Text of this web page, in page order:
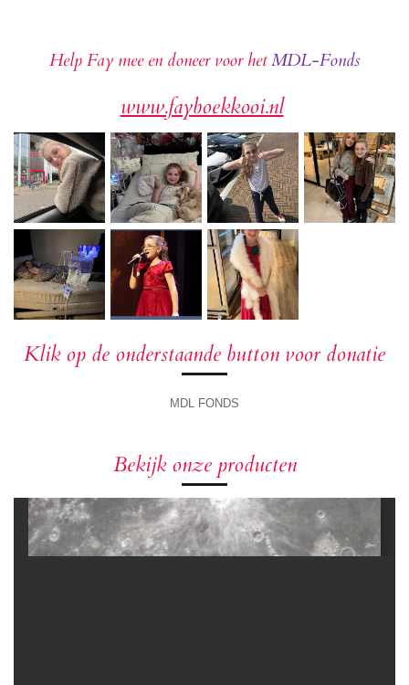
Help Fay mee en doneer voor hetMDL-Fonds
www.fayboekkooi.nl
Klik op de onderstaande button voor donatie
MDL FONDS
Bekijk onze producten